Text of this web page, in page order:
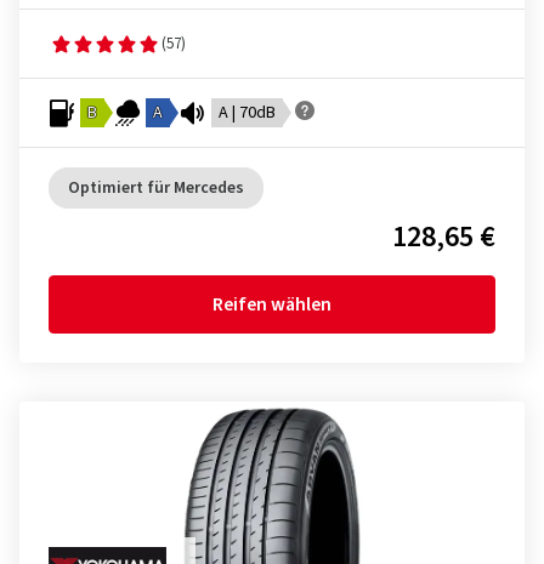
(57)
B A A | 70dB
Optimiert für Mercedes
128,65 €
Reifen wählen